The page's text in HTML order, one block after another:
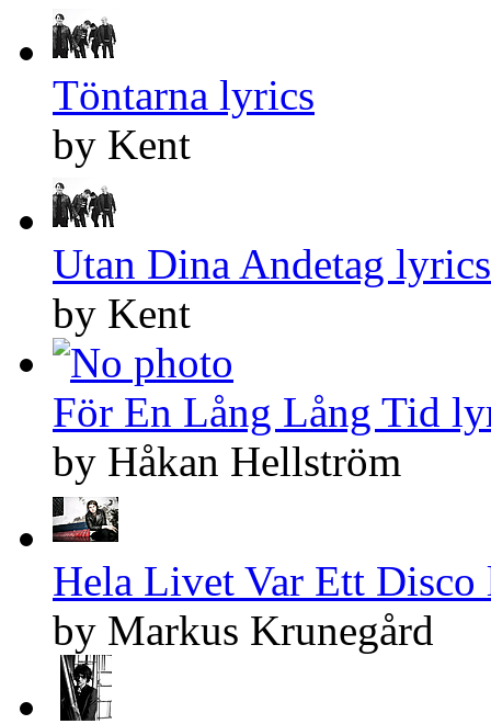
Töntarna lyrics
by Kent
Utan Dina Andetag lyrics
by Kent
För En Lång Lång Tid
by Håkan Hellström
Hela Livet Var Ett Disco
by Markus Krunegård